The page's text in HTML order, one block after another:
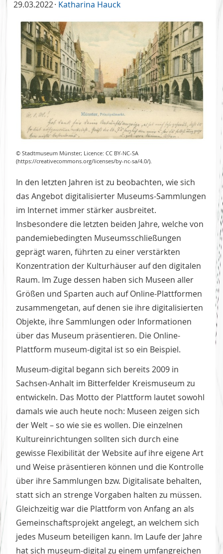
29.03.2022 Katharina Hauck
© Stadtmuseum Münster; Licence: CC BY-NC-SA
(https://creativecommons.org/licenses/by-nc-sa/4.0/).
In den letzten Jahren ist zu beobachten, wie sich
das Angebot digitalisierter Museums-Sammlungen
im Internet immer stärker ausbreitet.
Insbesondere die letzten beiden Jahre, welche von
pandemiebedingten Museumsschließungen
geprägt waren, führten zu einer verstärkten
Konzentration der Kulturhäuser auf den digitalen
Raum. Im Zuge dessen haben sich Museen aller
Größen und Sparten auch auf Online-Plattformen
zusammengetan, auf denen sie ihre digitalisierten
Objekte, ihre Sammlungen oder Informationen
über das Museum präsentieren. Die Online-
Plattform museum-digital ist so ein Beispiel.
Museum-digital begann sich bereits 2009 in
Sachsen-Anhalt im Bitterfelder Kreismuseum zu
entwickeln. Das Motto der Plattform lautet sowohl
damals wie auch heute noch: Museen zeigen sich
der Welt – so wie sie es wollen. Die einzelnen
Kultureinrichtungen sollten sich durch eine
gewisse Flexibilität der Website auf ihre eigene Art
und Weise präsentieren können und die Kontrolle
über ihre Sammlungen bzw. Digitalisate behalten,
statt sich an strenge Vorgaben halten zu müssen.
Gleichzeitig war die Plattform von Anfang an als
Gemeinschaftsprojekt angelegt, an welchem sich
jedes Museum beteiligen kann. Im Laufe der Jahre
hat sich museum-digital zu einem umfangreichen